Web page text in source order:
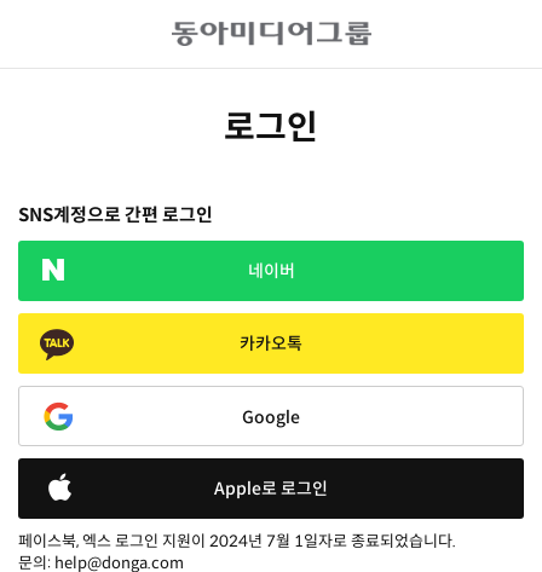
로그인
SNS계정으로 간편 로그인
네이버
카카오톡
Google
Apple로 로그인
페이스북, 엑스 로그인 지원이 2024년 7월 1일자로 종료되었습니다.
문의: help@donga.com